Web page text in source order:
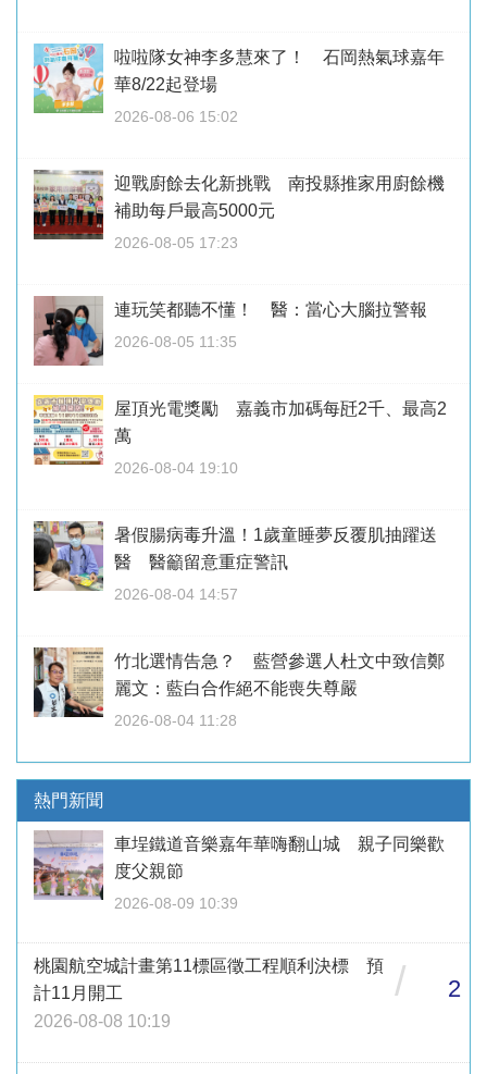
啦啦隊女神李多慧來了！ 石岡熱氣球嘉年
華8/22起登場
2026-08-06 15:02
迎戰廚餘去化新挑戰 南投縣推家用廚餘機
補助每戶最高5000元
2026-08-05 17:23
連玩笑都聽不懂！ 醫：當心大腦拉警報
2026-08-05 11:35
屋頂光電獎勵 嘉義市加碼每瓩2千、最高2
萬
2026-08-04 19:10
暑假腸病毒升溫！1歲童睡夢反覆肌抽躍送
醫 醫籲留意重症警訊
2026-08-04 14:57
竹北選情告急？ 藍營參選人杜文中致信鄭
麗文：藍白合作絕不能喪失尊嚴
2026-08-04 11:28
熱門新聞
車埕鐵道音樂嘉年華嗨翻山城 親子同樂歡
度父親節
2026-08-09 10:39
桃園航空城計畫第11標區徵工程順利決標 預
計11月開工
2026-08-08 10:19
/ 2